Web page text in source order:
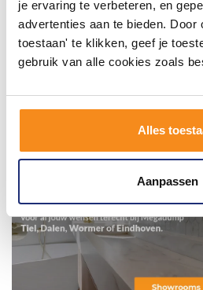
je ervaring te verbeteren, en
advertenties aan te bieden. Door
toestaan' te klikken, geef je
gebruik van alle cookies zoals
Alles
Aanpassen